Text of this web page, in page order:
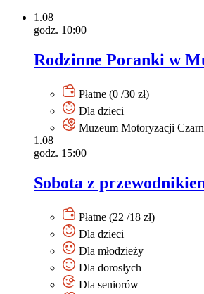
1.08
godz. 10:00
Rodzinne Poranki w
Płatne (0 /30 zł)
Dla dzieci
Muzeum Motoryzacji
1.08
godz. 15:00
Sobota z
Płatne (22 /18 zł)
Dla dzieci
Dla młodzieży
Dla dorosłych
Dla seniorów